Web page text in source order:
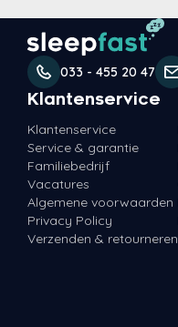
033 - 455 20 47
Klantenservice
Klantenservice
Service & garantie
Familiebedrijf
Vacatures
Algemene voorwaarden
Privacy Policy
Verzenden & retourneren